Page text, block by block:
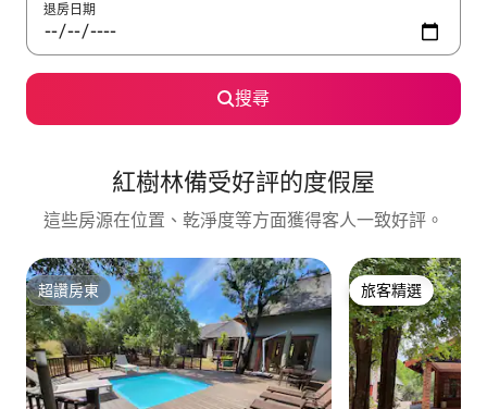
退房日期
搜尋
紅樹林備受好評的度假屋
這些房源在位置、乾淨度等方面獲得客人一致好評。
超讚房東
超讚房東 旅客精選
旅客精選